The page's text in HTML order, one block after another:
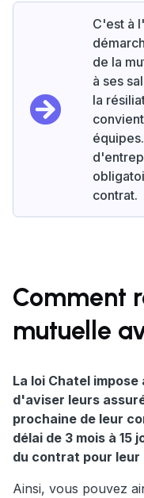
C'est à
de la
à ses
la
contrat.
Comment
mutuelle
La loi Chatel
d'aviser leurs
prochaine de leur
délai de 3 mois à 15
du contrat pour
Ainsi, vous pouvez